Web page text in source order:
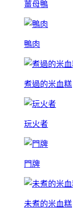
薑母鴨
鴨肉
煮過的米血糕
玩火者
門牌
未煮的米血糕